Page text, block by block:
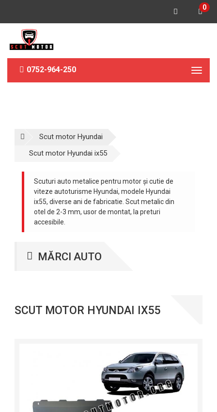
0
0752-964-250
Scut motor Hyundai
Scut motor Hyundai ix55
Scuturi auto metalice pentru motor și cutie de
viteze autoturisme Hyundai, modele Hyundai
ix55, diverse ani de fabricatie. Scut metalic din
otel de 2-3 mm, usor de montat, la preturi
accesibile.
MĂRCI AUTO
SCUT MOTOR HYUNDAI IX55